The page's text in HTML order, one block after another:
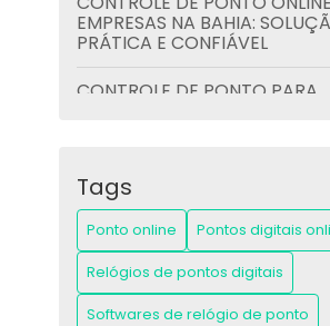
EMPRESAS NA BAHIA:
PRÁTICA E CONFIÁVEL
CONTROLE DE PONTO PARA
CONTROLE DE PONTO PARA
PROFESSORES: GUIA PRÁTICO
ESSENCIAL
CONTROLES DE PONTO WEB BAHIA:
GUIA COMPLETO PARA
EMPRESARIAL EFICIENTE
Tags
Ponto online
Pontos digitais
Relógios de pontos digitais
Softwares de relógio de ponto